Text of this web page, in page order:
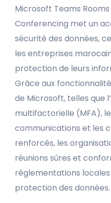
Microsoft Teams
Conferencing met un
sécurité des données,
les entreprises
protection de leurs
Grâce aux
de Microsoft, telles que
multifactorielle (MFA),
communications et les
renforcés, les
réunions sûres et
réglementations
protection des données.